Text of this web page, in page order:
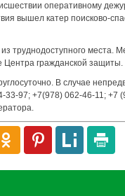
оперативному
вышел катер поисково-
труднодоступного места.
Центра гражданской защиты.
В случае
97; +7(978) 062-46-11; +7